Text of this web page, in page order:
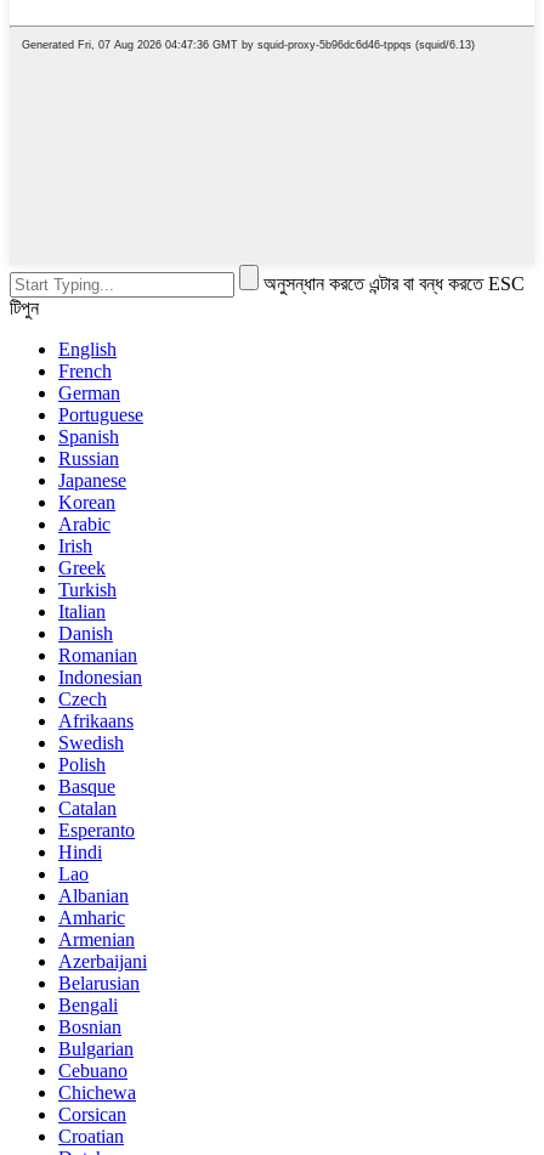
অনুসন্ধান করতে এন্টার বা বন্ধ করতে ESC
টিপুন
English
French
German
Portuguese
Spanish
Russian
Japanese
Korean
Arabic
Irish
Greek
Turkish
Italian
Danish
Romanian
Indonesian
Czech
Afrikaans
Swedish
Polish
Basque
Catalan
Esperanto
Hindi
Lao
Albanian
Amharic
Armenian
Azerbaijani
Belarusian
Bengali
Bosnian
Bulgarian
Cebuano
Chichewa
Corsican
Croatian